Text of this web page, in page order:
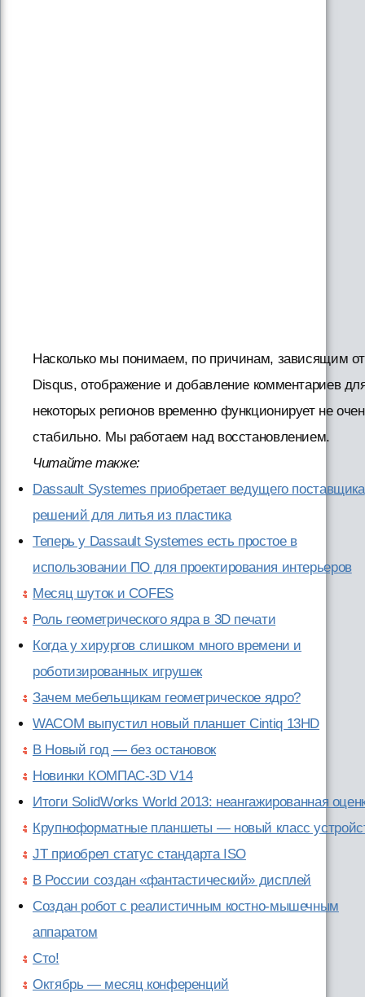
Насколько мы понимаем, по причинам, зависящим от
Disqus, отображение и добавление комментариев
некоторых регионов временно функционирует не
стабильно. Мы работаем над восстановлением.
Читайте также:
Dassault Systemes приобретает ведущего поставщика
решений для литья из пластика
Теперь у Dassault Systemes есть простое в
использовании ПО для проектирования интерьеров
Месяц шуток и COFES
Роль геометрического ядра в 3D печати
Когда у хирургов слишком много времени и
роботизированных игрушек
Зачем мебельщикам геометрическое ядро?
WACOM выпустил новый планшет Cintiq 13HD
В Новый год — без остановок
Новинки КОМПАС-3D V14
Итоги SolidWorks World 2013: неангажированная
Крупноформатные планшеты — новый класс
JT приобрел статус стандарта ISO
В России создан «фантастический» дисплей
Создан робот с реалистичным костно-мышечным
аппаратом
Сто!
Октябрь — месяц конференций